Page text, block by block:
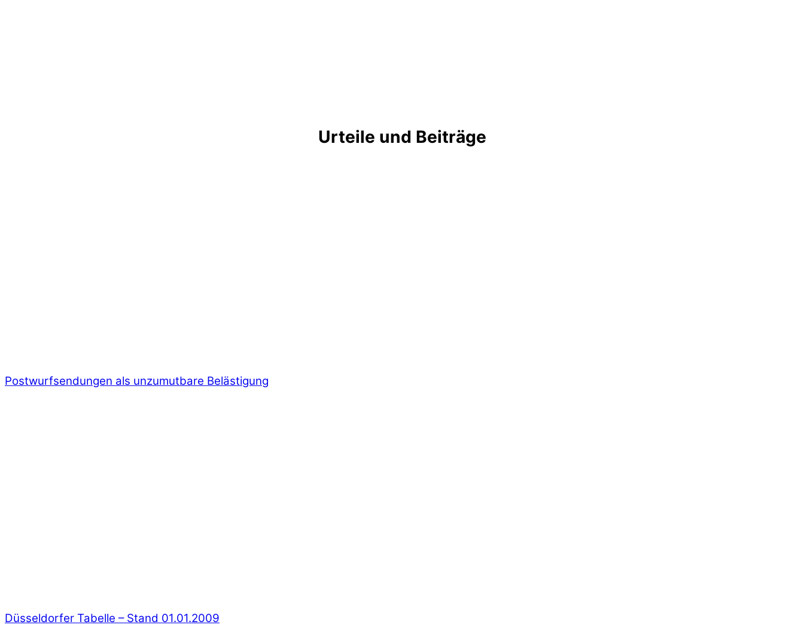
Urteile und Beiträge
Postwurfsendungen als unzumutbare Belästigung
Düsseldorfer Tabelle – Stand 01.01.2009